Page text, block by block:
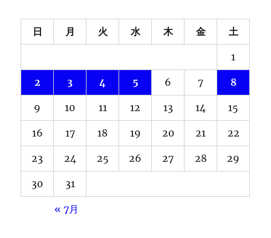
日 月 火 水 木 金 土
1
2 3 4 5 6 7 8
9 10 11 12 13 14 15
16 17 18 19 20 21 22
23 24 25 26 27 28 29
30 31
« 7月